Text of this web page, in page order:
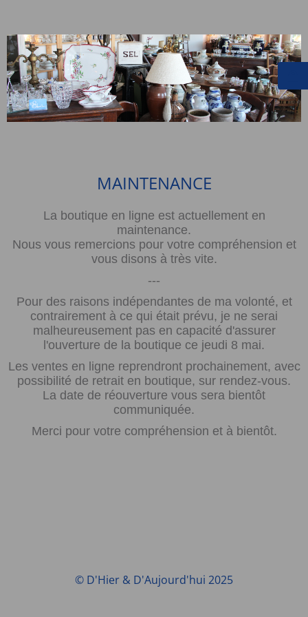
MAINTENANCE
La boutique en ligne est actuellement en
maintenance.
Nous vous remercions pour votre compréhension et
vous disons à très vite.
---
Pour des raisons indépendantes de ma volonté, et
contrairement à ce qui était prévu, je ne serai
malheureusement pas en capacité d'assurer
l'ouverture de la boutique ce jeudi 8 mai.
Les ventes en ligne reprendront prochainement, avec
possibilité de retrait en boutique, sur rendez-vous.
La date de réouverture vous sera bientôt
communiquée.
Merci pour votre compréhension et à bientôt.
© D'Hier & D'Aujourd'hui 2025